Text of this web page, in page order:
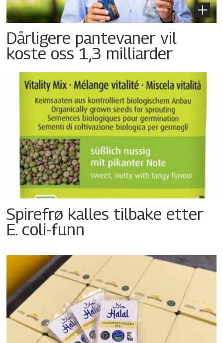
Dårligere pantevaner vil
koste oss 1,3 milliarder
Spirefrø kalles tilbake etter
E. coli-funn